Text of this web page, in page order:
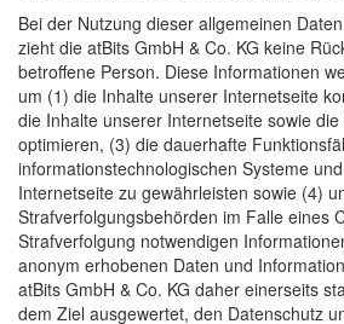
Bei der Nutzung dieser allgemeinen
zieht die atBits GmbH & Co. KG keine
betroffene Person. Diese Informationen
um (1) die Inhalte unserer Internetseite
die Inhalte unserer Internetseite sowie
optimieren, (3) die dauerhafte
informationstechnologischen Systeme
Internetseite zu gewährleisten sowie (4)
Strafverfolgungsbehörden im Falle eines
Strafverfolgung notwendigen
anonym erhobenen Daten und
atBits GmbH & Co. KG daher einerseits
dem Ziel ausgewertet, den Datenschutz